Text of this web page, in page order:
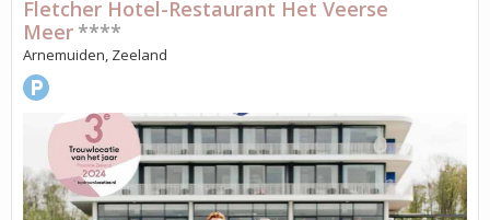
Fletcher Hotel-Restaurant Het Veerse
Meer ****
Arnemuiden, Zeeland